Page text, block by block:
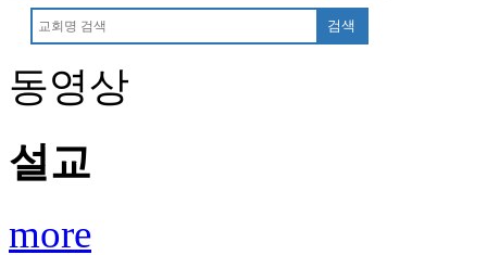
신
규
제
휴
트
검색
동영상
설교
more